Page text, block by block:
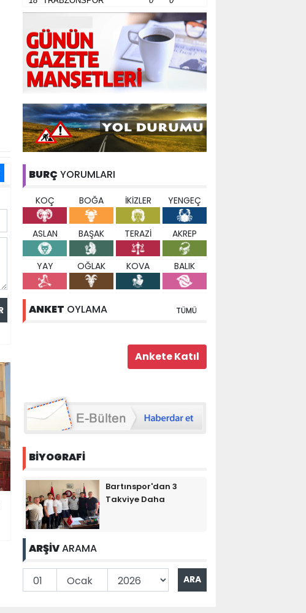
BURÇ YORUMLARI
KOÇ BOĞA İKİZLER YENGEÇ
ASLAN BAŞAK TERAZİ AKREP
YAY OĞLAK KOVA BALIK
ANKET OYLAMA TÜMÜ
BİYOGRAFİ
Bartınspor'dan 3
Takviye Daha
ARŞİVARAMA